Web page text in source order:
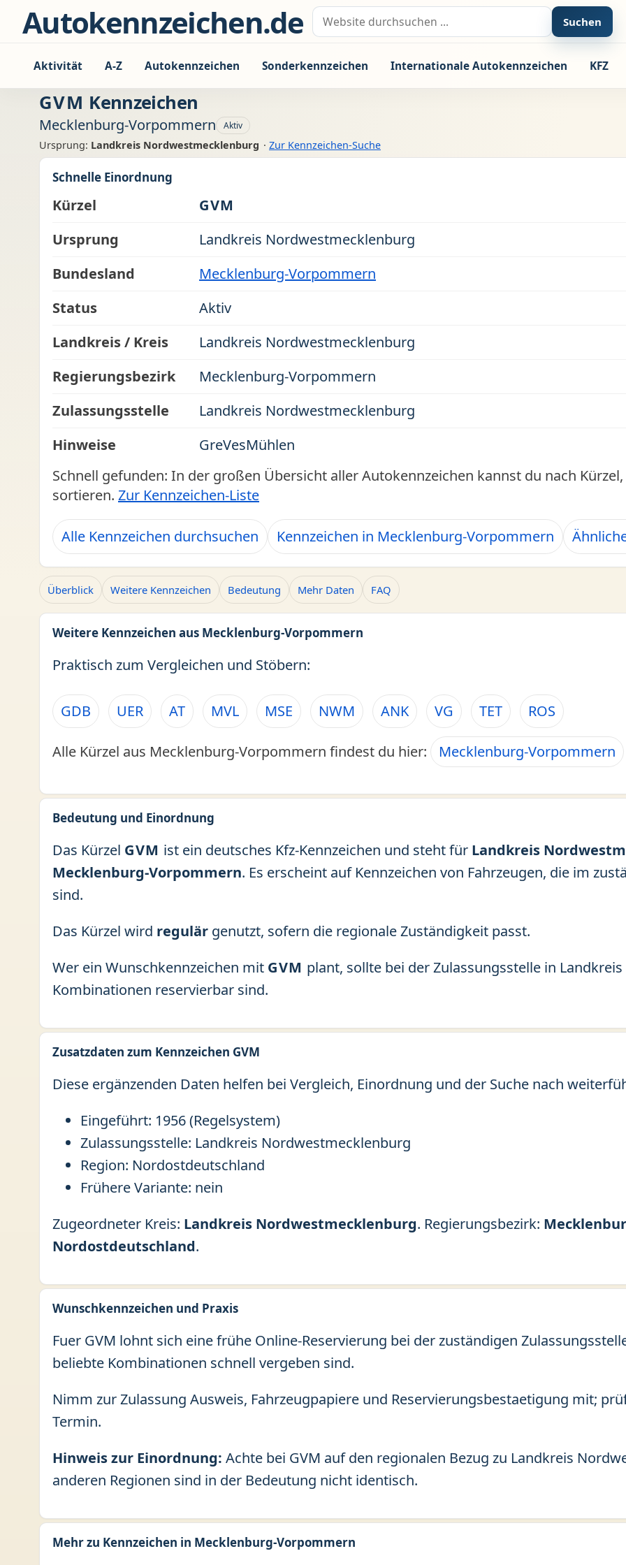
Zum Inhalt springen
Autokennzeichen.de Suche nach: Suchen
Aktivität A-Z Autokennzeichen Sonderkennzeichen Internationale Autokennzeichen KFZ
GVM Kennzeichen
Mecklenburg-Vorpommern Aktiv
Ursprung: Landkreis Nordwestmecklenburg · Zur Kennzeichen-Suche
Schnelle Einordnung
Kürzel
GVM
Ursprung
Landkreis Nordwestmecklenburg
Bundesland
Mecklenburg-Vorpommern
Status
Aktiv
Landkreis / Kreis
Landkreis Nordwestmecklenburg
Regierungsbezirk
Mecklenburg-Vorpommern
Zulassungsstelle
Landkreis Nordwestmecklenburg
Hinweise
GreVesMühlen
Schnell gefunden: In der großen Übersicht aller Autokennzeichen kannst du nach
sortieren. Zur Kennzeichen-Liste
Alle Kennzeichen durchsuchen Kennzeichen in Mecklenburg-Vorpommern
Überblick Weitere Kennzeichen Bedeutung Mehr Daten FAQ
Weitere Kennzeichen aus Mecklenburg-Vorpommern
Praktisch zum Vergleichen und Stöbern:
GDB UER AT MVL MSE NWM ANK VG TET ROS
Alle Kürzel aus Mecklenburg-Vorpommern findest du hier: Mecklenburg-Vorpommern
Bedeutung und Einordnung
Das Kürzel GVM ist ein deutsches Kfz-Kennzeichen und steht für Landkreis
Mecklenburg-Vorpommern. Es erscheint auf Kennzeichen von Fahrzeugen, die im
sind.
Das Kürzel wird regulär genutzt, sofern die regionale Zuständigkeit passt.
Wer ein Wunschkennzeichen mit GVM plant, sollte bei der Zulassungsstelle in
Kombinationen reservierbar sind.
Zusatzdaten zum Kennzeichen GVM
Diese ergänzenden Daten helfen bei Vergleich, Einordnung und der Suche nach
Eingeführt: 1956 (Regelsystem)
Zulassungsstelle: Landkreis Nordwestmecklenburg
Region: Nordostdeutschland
Frühere Variante: nein
Zugeordneter Kreis: Landkreis Nordwestmecklenburg. Regierungsbezirk:
Nordostdeutschland.
Wunschkennzeichen und Praxis
Fuer GVM lohnt sich eine frühe Online-Reservierung bei der zuständigen
beliebte Kombinationen schnell vergeben sind.
Nimm zur Zulassung Ausweis, Fahrzeugpapiere und Reservierungsbestaetigung mit;
Termin.
Hinweis zur Einordnung: Achte bei GVM auf den regionalen Bezug zu Landkreis
anderen Regionen sind in der Bedeutung nicht identisch.
Mehr zu Kennzeichen in Mecklenburg-Vorpommern